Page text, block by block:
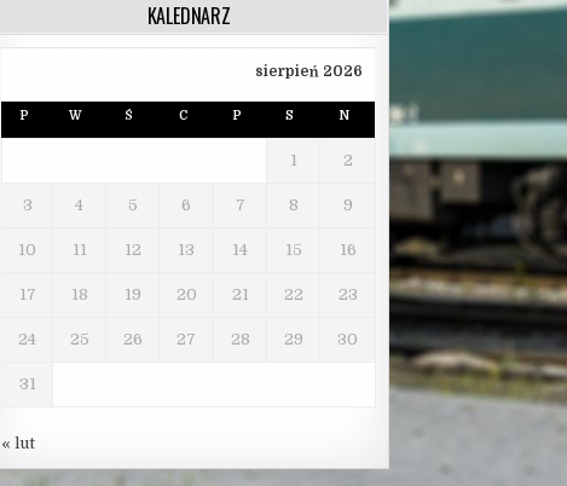
KALEDNARZ
sierpień 2026
P W Ś C P S N
1 2
3 4 5 6 7 8 9
10 11 12 13 14 15 16
17 18 19 20 21 22 23
24 25 26 27 28 29 30
31
« lut